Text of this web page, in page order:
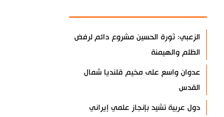
الزعبي: ثورة الحسين مشروع دائم لرفض
الظلم والهيمنة
عدوان واسع على مخيم قلنديا شمال
القدس
دول عربية تشيد بإنجاز علمي إيراني